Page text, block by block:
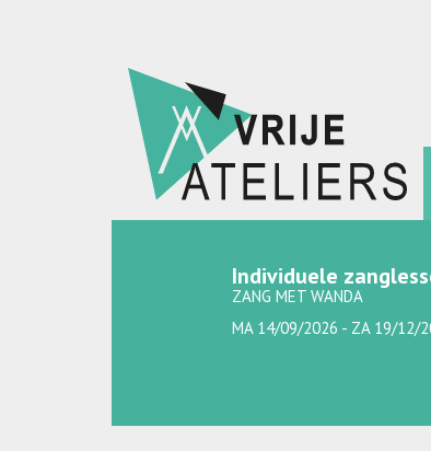
Individuele
ZANG MET WANDA
MA 14/09/2026 - ZA 19/12/